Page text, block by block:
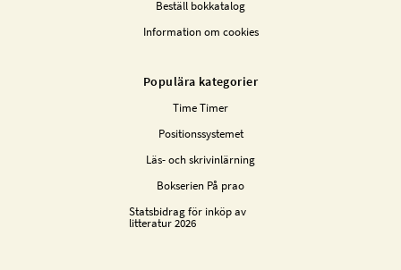
Beställ bokkatalog
Information om cookies
Populära kategorier
Time Timer
Positionssystemet
Läs- och skrivinlärning
Bokserien På prao
Statsbidrag för inköp av
litteratur 2026